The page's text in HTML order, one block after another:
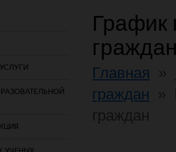
Главная
граждан